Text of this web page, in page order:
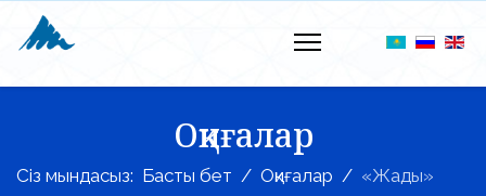
Оқиғалар
Сіз мындасыз: Басты бет Оқиғалар «Жады»